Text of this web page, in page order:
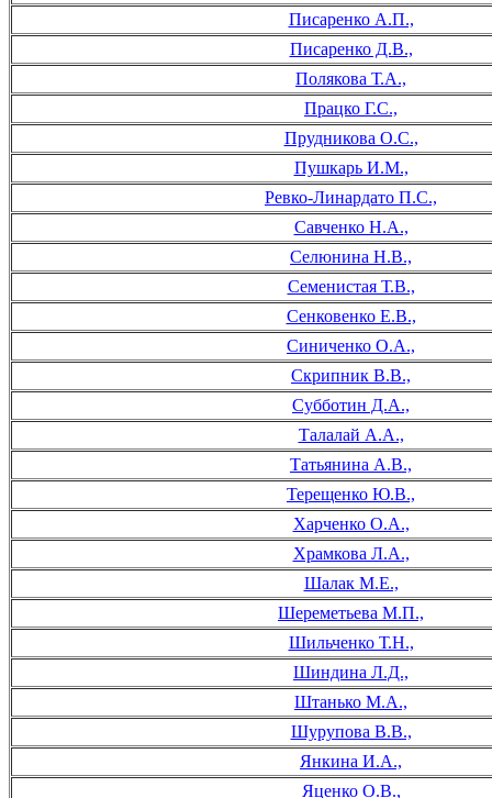
Писаренко А.П.,
Писаренко Д.В.,
Полякова Т.А.,
Працко Г.С.,
Прудникова О.С.,
Пушкарь И.М.,
Ревко-Линардато П.С.,
Савченко Н.А.,
Селюнина Н.В.,
Семенистая Т.В.,
Сенковенко Е.В.,
Синиченко О.А.,
Скрипник В.В.,
Субботин Д.А.,
Талалай А.А.,
Татьянина А.В.,
Терещенко Ю.В.,
Харченко О.А.,
Храмкова Л.А.,
Шалак М.Е.,
Шереметьева М.П.,
Шильченко Т.Н.,
Шиндина Л.Д.,
Штанько М.А.,
Шурупова В.В.,
Янкина И.А.,
Яценко О.В.,